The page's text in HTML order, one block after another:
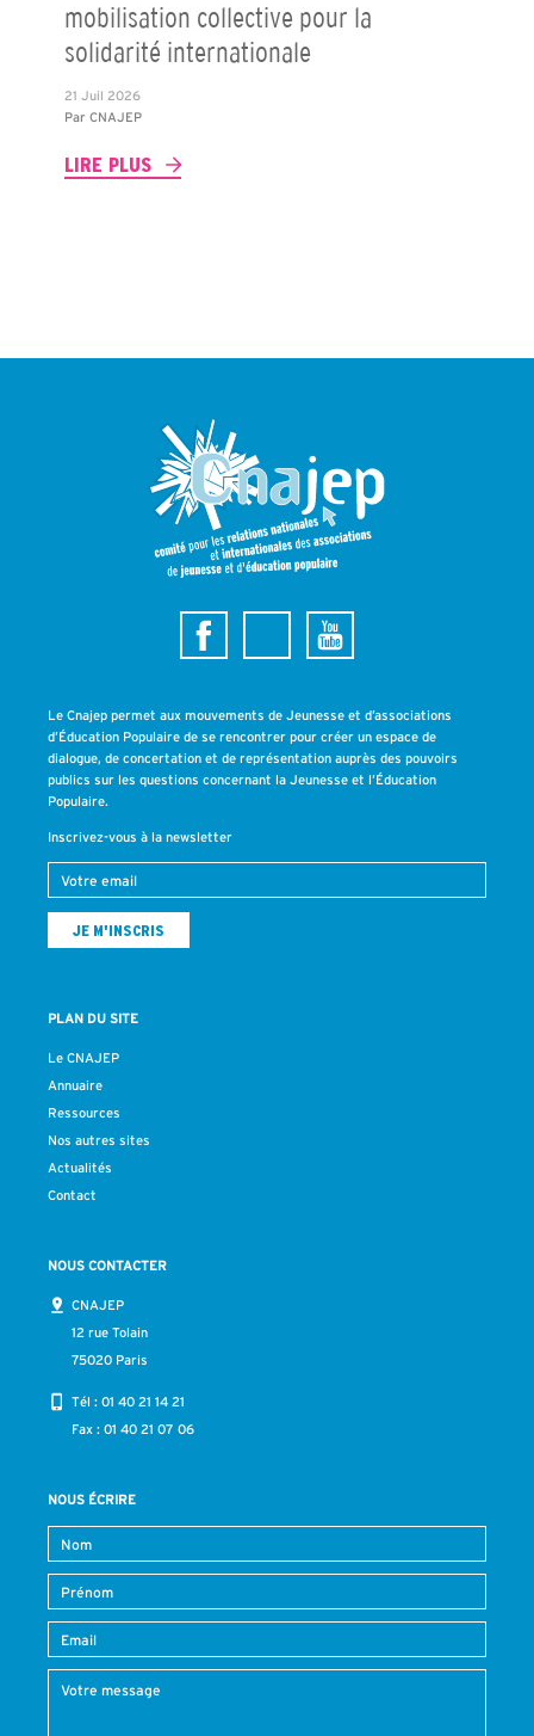
mobilisation collective pour la
solidarité internationale
21 Juil 2026
Par CNAJEP
LIRE PLUS
Le Cnajep permet aux mouvements de Jeunesse et d’associations
d’Éducation Populaire de se rencontrer pour créer un espace de
dialogue, de concertation et de représentation auprès des pouvoirs
publics sur les questions concernant la Jeunesse et l’Éducation
Populaire.
Inscrivez-vous à la newsletter
PLAN DU SITE
Le CNAJEP
Annuaire
Ressources
Nos autres sites
Actualités
Contact
NOUS CONTACTER
CNAJEP
12 rue Tolain
75020 Paris
Tél : 01 40 21 14 21
Fax : 01 40 21 07 06
NOUS ÉCRIRE